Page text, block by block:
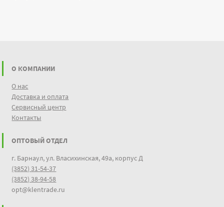
О КОМПАНИИ
О нас
Доставка и оплата
Сервисный центр
Контакты
ОПТОВЫЙ ОТДЕЛ
г. Барнаул, ул. Власихинская, 49а, корпус Д
(3852) 31-54-37
(3852) 38-94-58
opt@klentrade.ru